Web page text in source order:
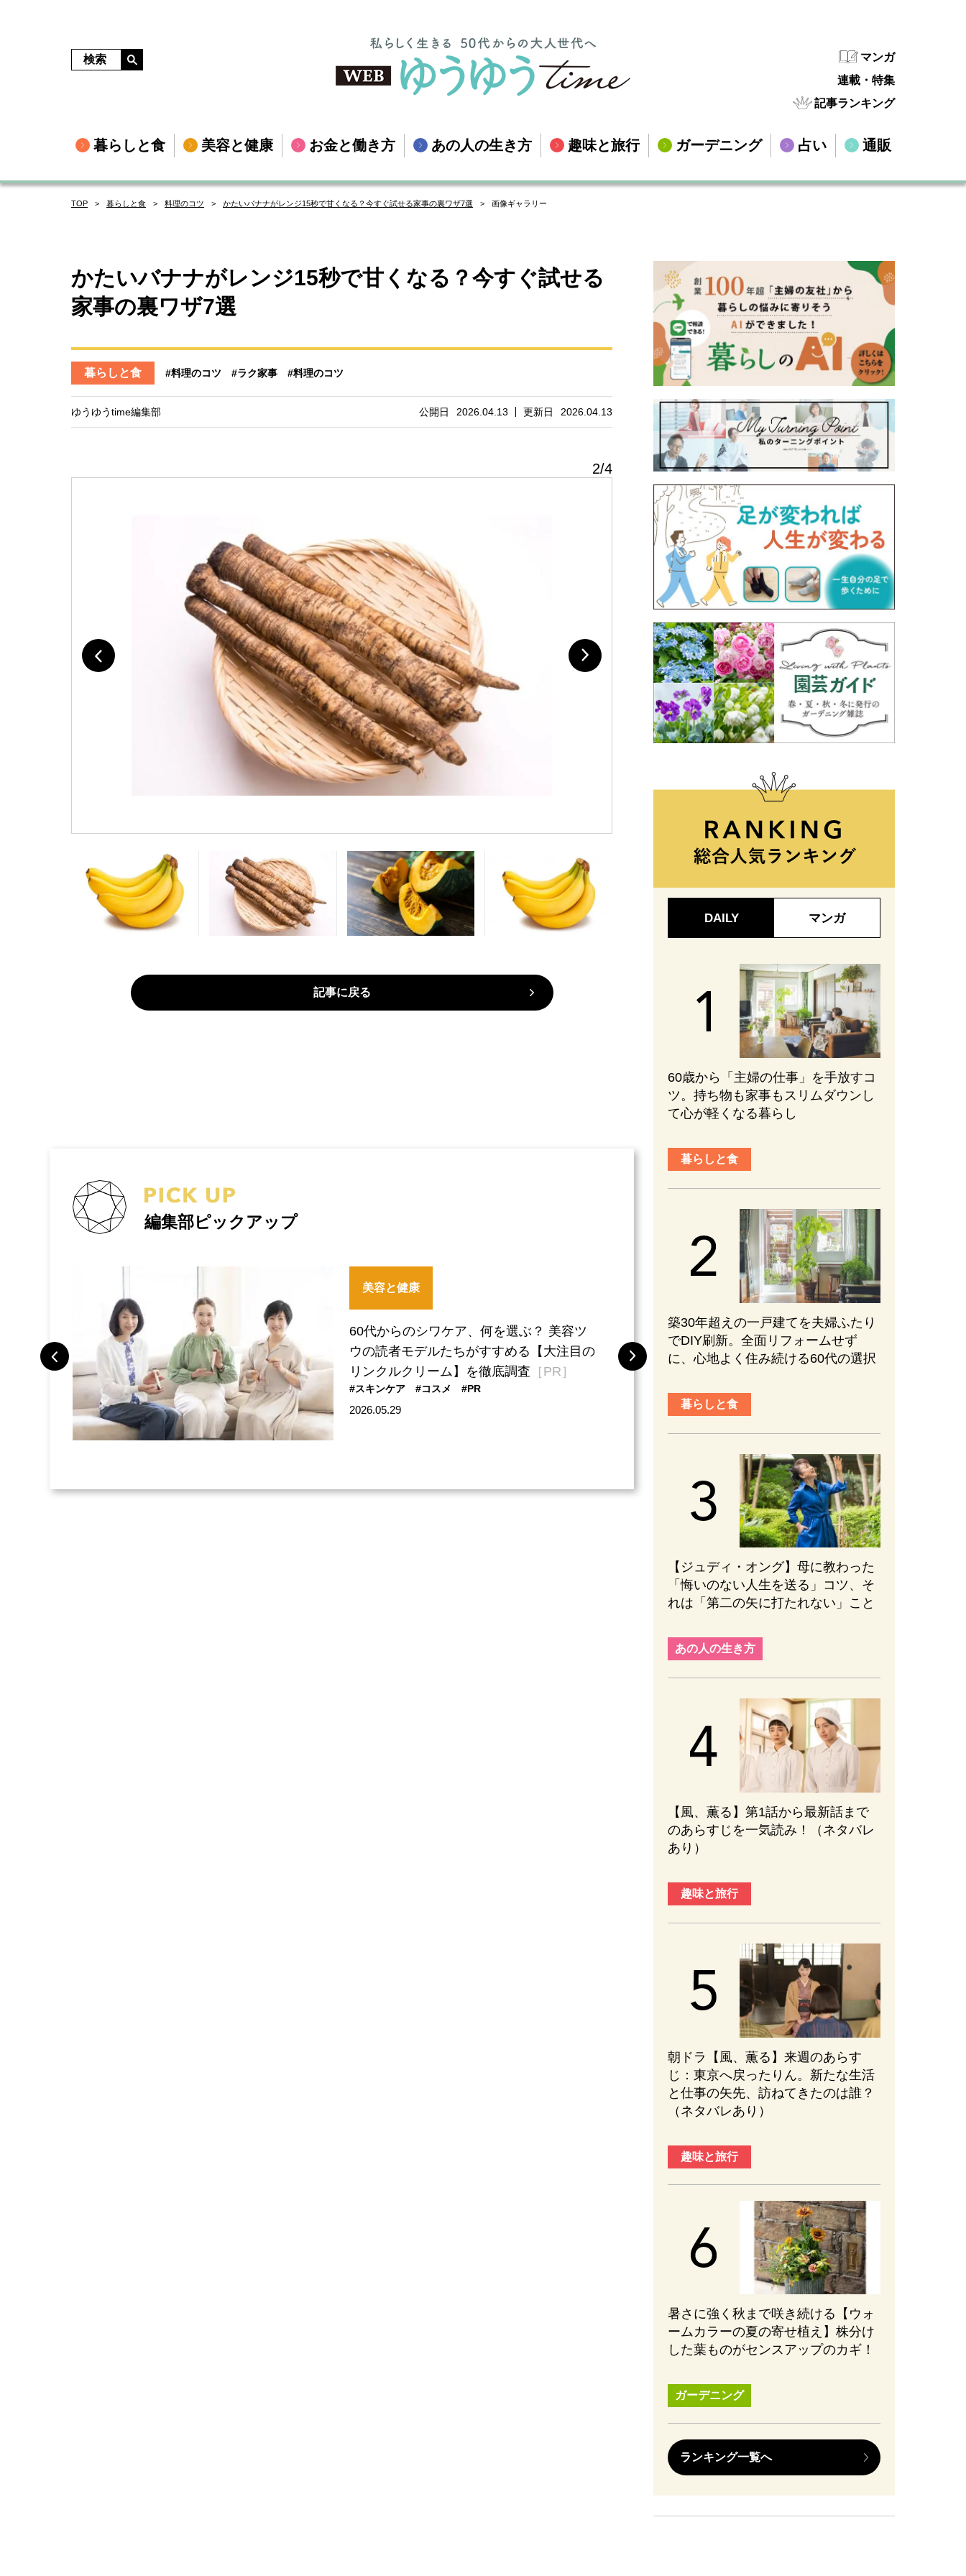
マンガ
連載・特集
記事ランキング
暮らしと食 美容と健康 お金と働き方 あの人の生き方 趣味と旅行 ガーデニング 占い 通販
TOP 暮らしと食 料理のコツ かたいバナナがレンジ15秒で甘くなる？今すぐ試せる家事の裏ワザ7選 画像ギャラリー
かたいバナナがレンジ15秒で甘くなる？今すぐ試せる
家事の裏ワザ7選
暮らしと食 #料理のコツ #ラク家事 #料理のコツ
公開日 2026.04.13 更新日 2026.04.13
ゆうゆうtime編集部
2/4
記事に戻る
編集部ピックアップ
検証した
美容と健康
60代からのシワケア、何を選ぶ？ 美容ツ
ウの読者モデルたちがすすめる【大注目の
リンクルクリーム】を徹底調査 ［PR］
#スキンケア #コスメ #PR
2026.05.29
2026.08.01
DAILY マンガ
60歳から「主婦の仕事」を手放すコ
ツ。持ち物も家事もスリムダウンし
て心が軽くなる暮らし
暮らしと食
築30年超えの一戸建てを夫婦ふたり
でDIY刷新。全面リフォームせず
に、心地よく住み続ける60代の選択
暮らしと食
【ジュディ・オング】母に教わった
「悔いのない人生を送る」コツ、そ
れは「第二の矢に打たれない」こと
あの人の生き方
【風、薫る】第1話から最新話まで
のあらすじを一気読み！（ネタバレ
あり）
趣味と旅行
朝ドラ【風、薫る】来週のあらす
じ：東京へ戻ったりん。新たな生活
と仕事の矢先、訪ねてきたのは誰？
（ネタバレあり）
趣味と旅行
暑さに強く秋まで咲き続ける【ウォ
ームカラーの夏の寄せ植え】株分け
した葉ものがセンスアップのカギ！
ガーデニング
ランキング一覧へ